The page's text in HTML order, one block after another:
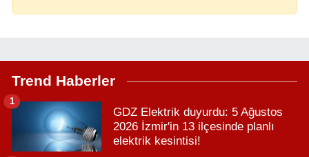
Trend Haberler
GDZ Elektrik duyurdu: 5 Ağustos
2026 İzmir'in 13 ilçesinde planlı
elektrik kesintisi!
1